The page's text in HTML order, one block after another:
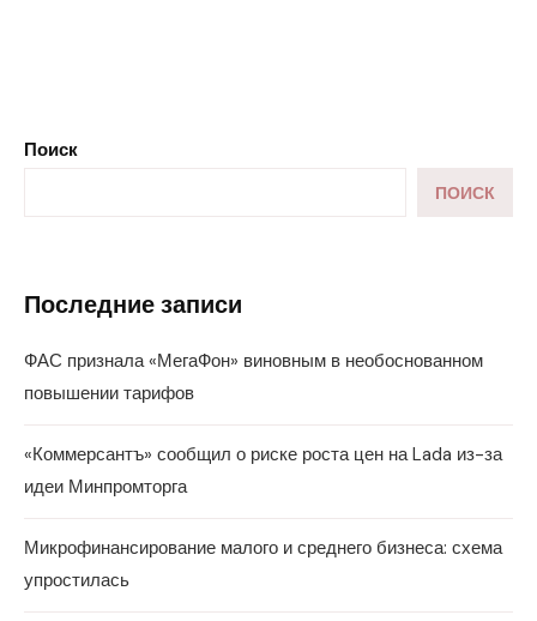
Поиск
ПОИСК
Последние записи
ФАС признала «МегаФон» виновным в необоснованном
повышении тарифов
«Коммерсантъ» сообщил о риске роста цен на Lada из-за
идеи Минпромторга
Микрофинансирование малого и среднего бизнеса: схема
упростилась